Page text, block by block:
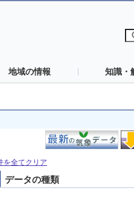
地域の情報 知識・
を全てクリア
データの種類